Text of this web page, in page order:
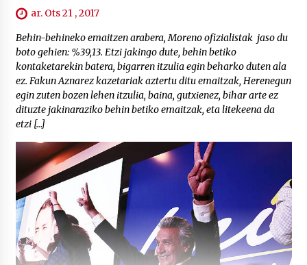
ar. Ots 21 , 2017
Behin-behineko emaitzen arabera, Moreno ofizialistak jaso du
boto gehien: %39,13. Etzi jakingo dute, behin betiko
kontaketarekin batera, bigarren itzulia egin beharko duten ala
ez. Fakun Aznarez kazetariak aztertu ditu emaitzak, Herenegun
egin zuten bozen lehen itzulia, baina, gutxienez, bihar arte ez
dituzte jakinaraziko behin betiko emaitzak, eta litekeena da
etzi […]